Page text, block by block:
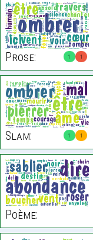
1 1
Prose:
1 1
Slam:
Poème: